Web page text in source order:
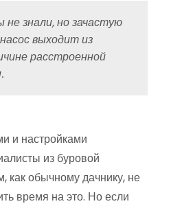
не знали, но зачастую
выходит из
расстроенной
и настройками
из буровой
как обычному дачнику, не
время на это. Но если